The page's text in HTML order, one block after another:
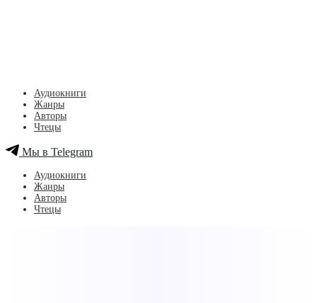
Аудиокниги
Жанры
Авторы
Чтецы
Мы в Telegram
Аудиокниги
Жанры
Авторы
Чтецы